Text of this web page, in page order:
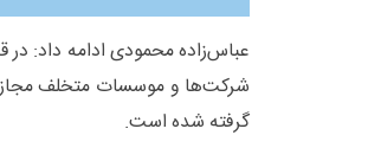
عباس‌زاده محمودی ادامه داد: در
شرکت‌ها و موسسات متخلف
گرفته شده است.